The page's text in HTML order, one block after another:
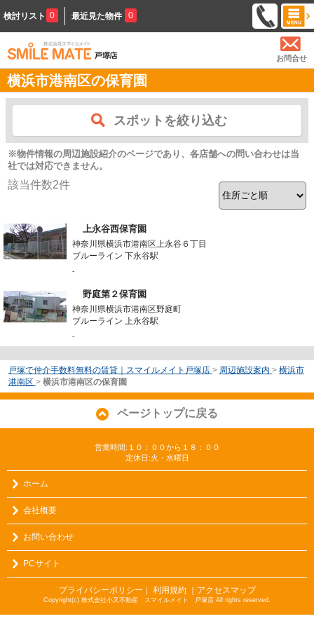
検討リスト 0 最近見た物件 0
お問合せ
横浜市港南区の保育園
スポットを絞り込む
※物件情報の周辺施設紹介のページであり、各店舗への問い合わせは当
社では対応できません。
該当件数2件
上永谷西保育園
神奈川県横浜市港南区上永谷６丁目
ブルーライン 下永谷駅
-
野庭第２保育園
神奈川県横浜市港南区野庭町
ブルーライン 上永谷駅
-
戸塚で仲介手数料無料の賃貸｜スマイルメイト戸塚店 > 周辺施設案内 > 横浜市
港南区 > 横浜市港南区の保育園
ページトップに戻る
営業時間:１０：００から１８：００
定休日:火・水曜日
ホーム
会社概要
お問い合わせ
PCサイト
プライバシーポリシー ｜ 利用規約 ｜アクセスマップ
Copyright(c) 株式会社小又不動産 スマイルメイト 戸塚店 All rights reserved.